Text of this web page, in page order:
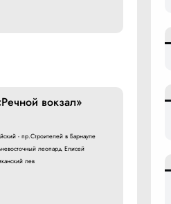
вокзал»
- пр.Строителей в Барнауле
леопард Елисей
лев